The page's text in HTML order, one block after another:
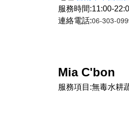
服務時間:11:00-
連絡電話:06-303-
Mia C'bon
服務項目:無毒水耕